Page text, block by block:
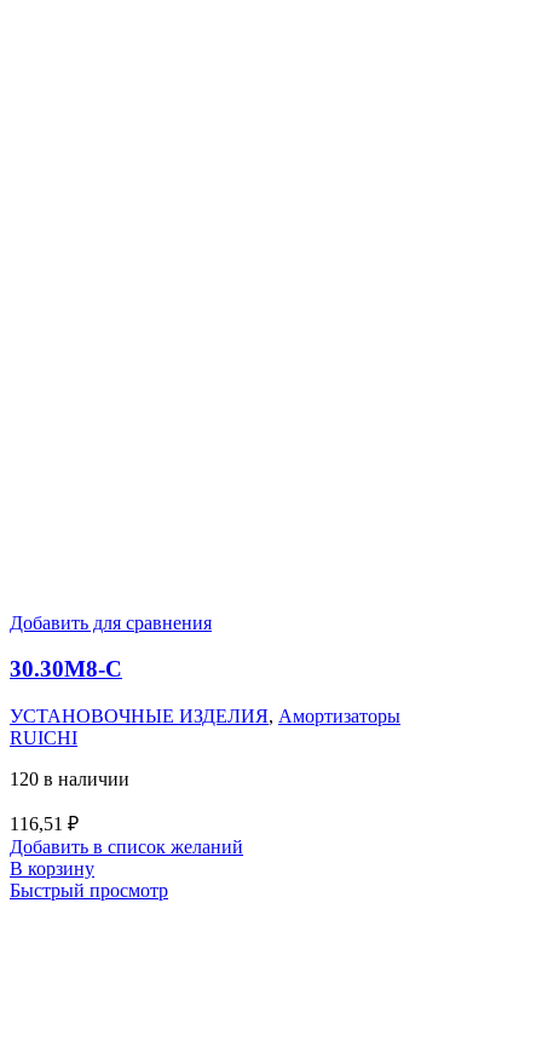
Добавить для сравнения
30.30M8-C
УСТАНОВОЧНЫЕ ИЗДЕЛИЯ, Амортизаторы
RUICHI
120 в наличии
116,51 ₽
Добавить в список желаний
В корзину
Быстрый просмотр